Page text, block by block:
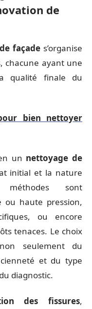
de
façades’organise
chacune ayant une
qualité finale du
bien nettoyer
un nettoyage de
initial et la nature
sont
ou haute pression,
ou encore
tenaces. Le choix
seulement du
et du type
diagnostic.
des fissures,